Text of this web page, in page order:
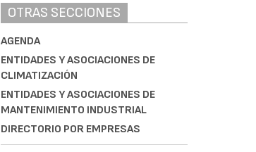
OTRAS SECCIONES
AGENDA
ENTIDADES Y ASOCIACIONES DE
CLIMATIZACIÓN
ENTIDADES Y ASOCIACIONES DE
MANTENIMIENTO INDUSTRIAL
DIRECTORIO POR EMPRESAS